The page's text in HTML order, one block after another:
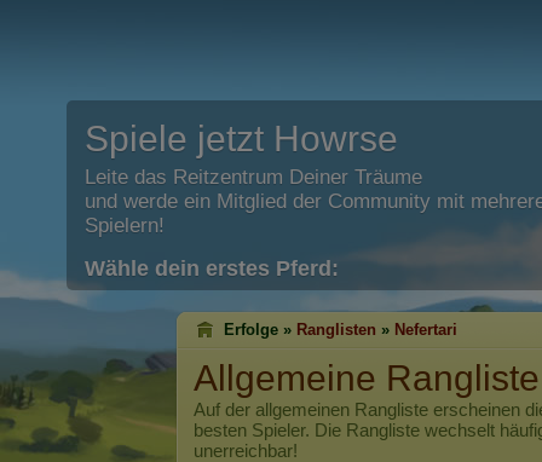
Spiele jetzt Howrse
Leite das Reitzentrum Deiner Träume
und werde ein Mitglied der Community mit
Spielern!
Wähle dein erstes Pferd:
Erfolge » Ranglisten » Nefertari
Allgemeine
Auf der allgemeinen Rangliste erscheinen
besten Spieler. Die Rangliste wechselt
unerreichbar!